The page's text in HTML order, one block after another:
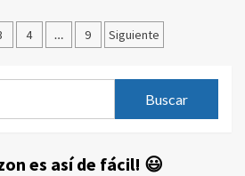
4 … 9 Siguiente
es así de fácil! 😃